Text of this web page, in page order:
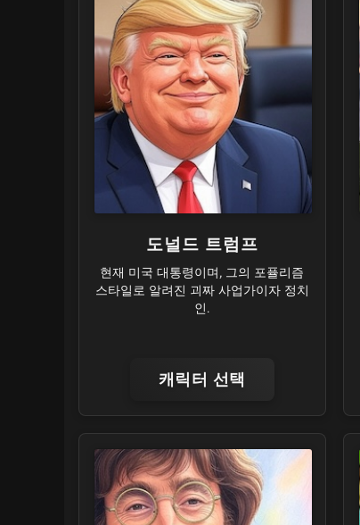
도널드 트럼프
현재 미국 대통령이며, 그의 포퓰리즘
스타일로 알려진 괴짜 사업가이자 정치
인.
캐릭터 선택